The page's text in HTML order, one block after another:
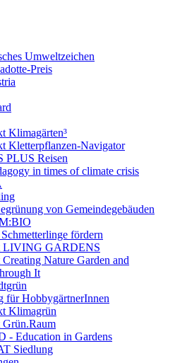
Umweltzeichen
Preis
Klimagärten³
Kletterpflanzen-Navigator
PLUS Reisen
in times of climate crisis
von Gemeindegebäuden
fördern
LIVING GARDENS
Nature Garden and
It
für HobbygärtnerInnen
Klimagrün
- Education in Gardens
Siedlung